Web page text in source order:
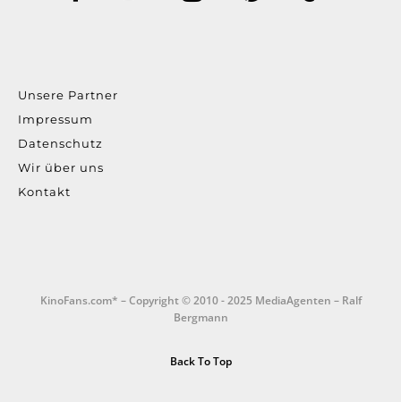
Unsere Partner
Impressum
Datenschutz
Wir über uns
Kontakt
KinoFans.com* – Copyright © 2010 - 2025 MediaAgenten – Ralf
Bergmann
Back To Top